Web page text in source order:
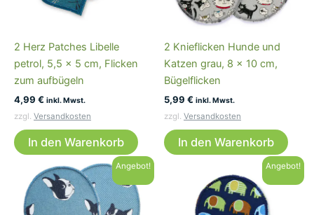
2 Herz Patches Libelle
petrol, 5,5 x 5 cm, Flicken
zum aufbügeln
4,99 € inkl. Mwst.
zzgl. Versandkosten
In den Warenkorb
2 Knieflicken Hunde und
Katzen grau, 8 x 10 cm,
Bügelflicken
5,99 € inkl. Mwst.
zzgl. Versandkosten
In den Warenkorb
Angebot! Angebot!